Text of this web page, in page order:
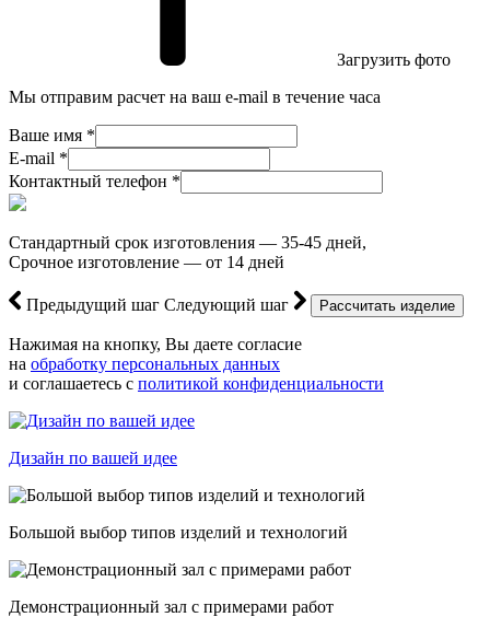
Загрузить фото
Мы отправим расчет на ваш e-mail в течение часа
Ваше имя *
E-mail *
Контактный телефон *
Стандартный срок изготовления — 35-45 дней,
Срочное изготовление — от 14 дней
Предыдущий шаг Следующий шаг
Нажимая на кнопку, Вы даете согласие
на обработку персональных данных
и соглашаетесь с политикой конфиденциальности
Дизайн по вашей идее
Большой выбор типов изделий и технологий
Демонстрационный зал с примерами работ